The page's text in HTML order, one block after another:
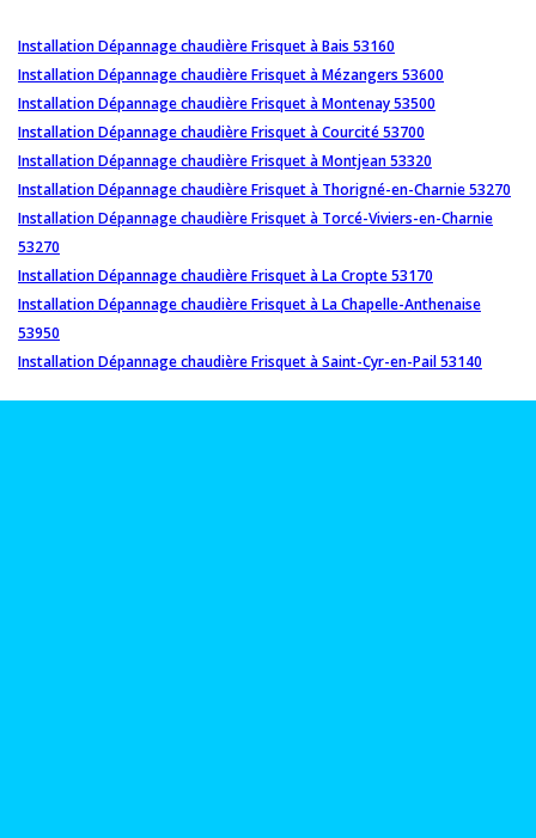
Installation Dépannage chaudière Frisquet à Bais 53160
Installation Dépannage chaudière Frisquet à Mézangers 53600
Installation Dépannage chaudière Frisquet à Montenay 53500
Installation Dépannage chaudière Frisquet à Courcité 53700
Installation Dépannage chaudière Frisquet à Montjean 53320
Installation Dépannage chaudière Frisquet à Thorigné-en-Charnie 53270
Installation Dépannage chaudière Frisquet à Torcé-Viviers-en-Charnie
53270
Installation Dépannage chaudière Frisquet à La Cropte 53170
Installation Dépannage chaudière Frisquet à La Chapelle-Anthenaise
53950
Installation Dépannage chaudière Frisquet à Saint-Cyr-en-Pail 53140